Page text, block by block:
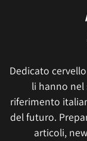
Dedicato
li hanno nel
riferimento
del futuro.
articoli,